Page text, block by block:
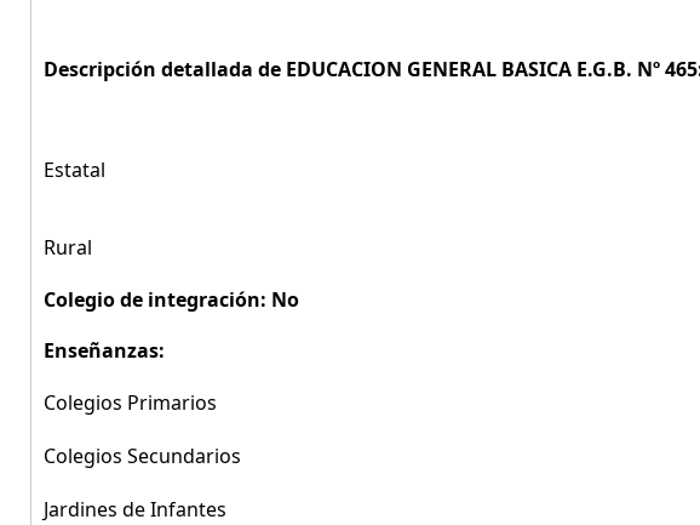
Descripción detallada de EDUCACION GENERAL BASICA E.G.B. Nº
Estatal
Rural
Colegio de integración: No
Enseñanzas:
Colegios Primarios
Colegios Secundarios
Jardines de Infantes